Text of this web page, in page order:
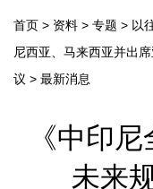
首页 > 资料 > 专题 > 以
尼西亚、马来西亚并出
议 > 最新消息
《中印
未来